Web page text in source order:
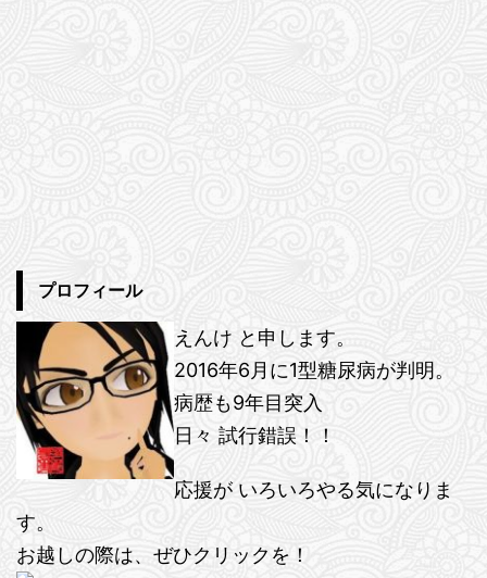
プロフィール
えんけ と申します。
2016年6月に1型糖尿病が判明。
病歴も9年目突入
日々 試行錯誤！！
応援が いろいろやる気になりま
す。
お越しの際は、ぜひクリックを！